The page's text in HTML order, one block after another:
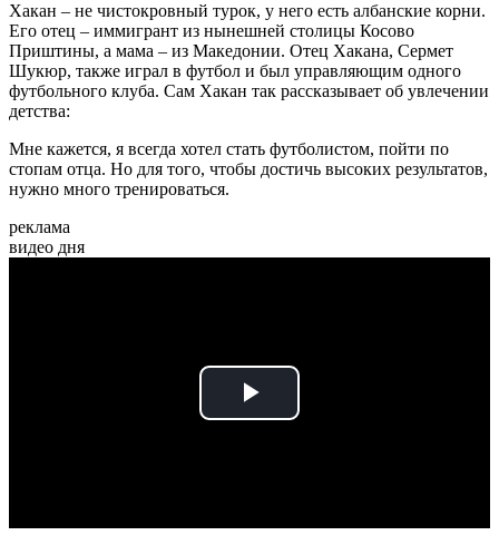
Хакан – не чистокровный турок, у него есть албанские корни.
Его отец – иммигрант из нынешней столицы Косово
Приштины, а мама – из Македонии. Отец Хакана, Сермет
Шукюр, также играл в футбол и был управляющим одного
футбольного клуба. Сам Хакан так рассказывает об увлечении
детства:
Мне кажется, я всегда хотел стать футболистом, пойти по
стопам отца. Но для того, чтобы достичь высоких результатов,
нужно много тренироваться.
реклама
видео дня
Play